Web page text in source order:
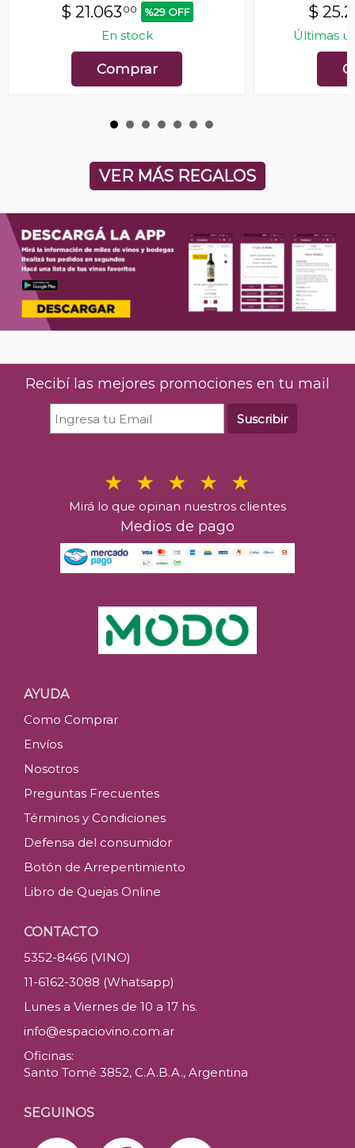
$ 21.063 00 %29 OFF
En stock
Comprar
$
Últimas
VER MÁS REGALOS
Recibí las mejores promociones en tu mail
Suscribir
Mirá lo que opinan nuestros clientes
Medios de pago
AYUDA
Como Comprar
Envíos
Nosotros
Preguntas Frecuentes
Términos y Condiciones
Defensa del consumidor
Botón de Arrepentimiento
Libro de Quejas Online
CONTACTO
5352-8466 (VINO)
11-6162-3088 (Whatsapp)
Lunes a Viernes de 10 a 17 hs.
info@espaciovino.com.ar
Oficinas:
Santo Tomé 3852, C.A.B.A., Argentina
SEGUINOS